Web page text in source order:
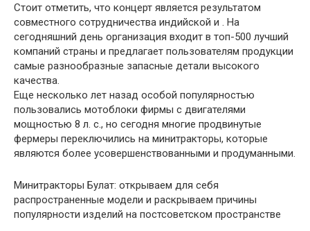
Стоит отметить, что концерт является результатом
совместного сотрудничества индийской и . На
сегодняшний день организация входит в топ-500 лучший
компаний страны и предлагает пользователям продукции
самые разнообразные запасные детали высокого
качества.
Еще несколько лет назад особой популярностью
пользовались мотоблоки фирмы с двигателями
мощностью 8 л. с., но сегодня многие продвинутые
фермеры переключились на минитракторы, которые
являются более усовершенствованными и продуманными.
Минитракторы Булат: открываем для себя
распространенные модели и раскрываем причины
популярности изделий на постсоветском пространстве